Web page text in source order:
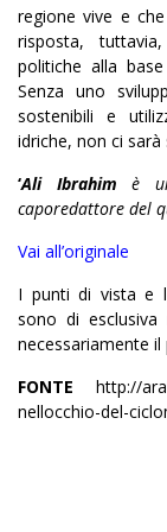
regione vive e
risposta,
politiche alla
Senza uno
sostenibili e
idriche, non ci sarà
‘Ali Ibrahim è
caporedattore del
Vai all’originale
I punti di vista e
sono di
necessariamente il
FONTE
http://
nellocchio-del-